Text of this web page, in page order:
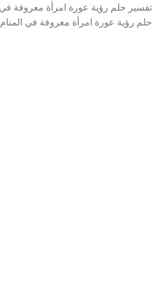
تفسير حلم رؤية عورة امرأة معروفة
حلم رؤية عورة امرأة معروفة في